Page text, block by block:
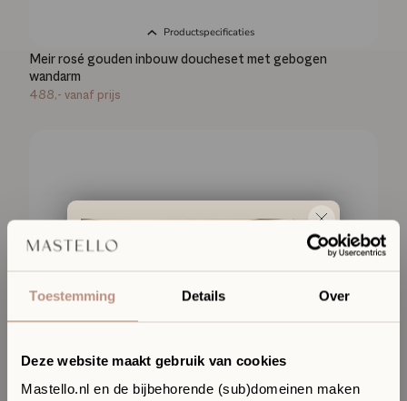
Toestemming Details Over
Deze website maakt gebruik van cookies
Mastello.nl en de bijbehorende (sub)domeinen maken
Productspecificaties
Meir rosé gouden inbouw doucheset met gebogen
wandarm
488,- vanaf prijs